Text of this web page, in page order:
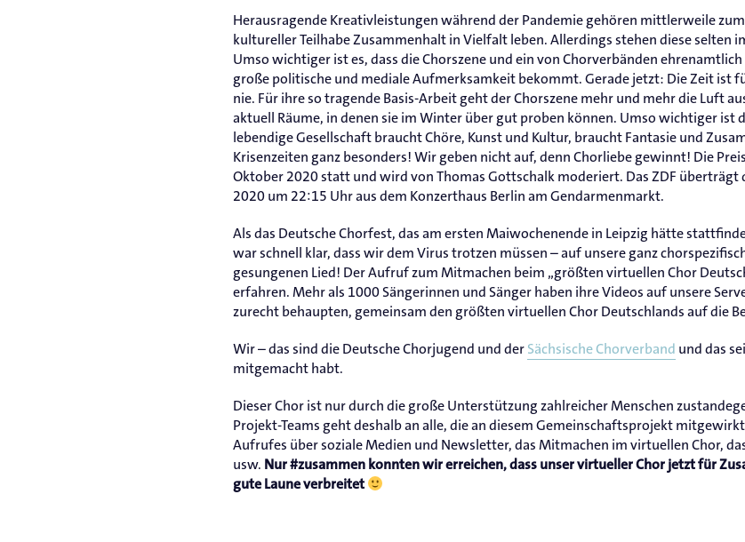
Herausragende Kreativleistungen während der Pandemie gehören mittlerweile
kultureller Teilhabe Zusammenhalt in Vielfalt leben. Allerdings stehen diese selten
Umso wichtiger ist es, dass die Chorszene und ein von Chorverbänden
große politische und mediale Aufmerksamkeit bekommt. Gerade jetzt: Die Zeit ist
nie. Für ihre so tragende Basis-Arbeit geht der Chorszene mehr und mehr die Luft
aktuell Räume, in denen sie im Winter über gut proben können. Umso wichtiger ist
lebendige Gesellschaft braucht Chöre, Kunst und Kultur, braucht Fantasie und
Krisenzeiten ganz besonders! Wir geben nicht auf, denn Chorliebe gewinnt! Die
Oktober 2020 statt und wird von Thomas Gottschalk moderiert. Das ZDF überträgt
2020 um 22:15 Uhr aus dem Konzerthaus Berlin am Gendarmenmarkt.
Als das Deutsche Chorfest, das am ersten Maiwochenende in Leipzig hätte
war schnell klar, dass wir dem Virus trotzen müssen – auf unsere ganz
gesungenen Lied! Der Aufruf zum Mitmachen beim „größten virtuellen Chor
erfahren. Mehr als 1000 Sängerinnen und Sänger haben ihre Videos auf unsere
zurecht behaupten, gemeinsam den größten virtuellen Chor Deutschlands auf die
Wir – das sind die Deutsche Chorjugend und derSächsische Chorverband und das
mitgemacht habt.
Dieser Chor ist nur durch die große Unterstützung zahlreicher Menschen
Projekt-Teams geht deshalb an alle, die an diesem Gemeinschaftsprojekt mitgewirkt
Aufrufes über soziale Medien und Newsletter, das Mitmachen im virtuellen Chor,
usw. Nur #zusammen konnten wir erreichen, dass unser virtueller Chor jetzt für
gute Laune verbreitet